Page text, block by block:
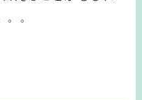
。